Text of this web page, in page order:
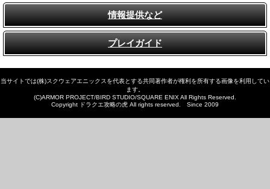
情報提供など
プレイガイド
当サイトでは(株)スクウェアエニックスを代表とする共同著作者が権利を所有する画像を利用してい
ます。
(C)ARMOR PROJECT/BIRD STUDIO/SQUARE ENIX All Rights Reserved.
Copyright ドラクエ攻略の虎 All rights reserved. Since 2009